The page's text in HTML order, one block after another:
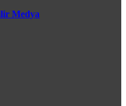
Medya